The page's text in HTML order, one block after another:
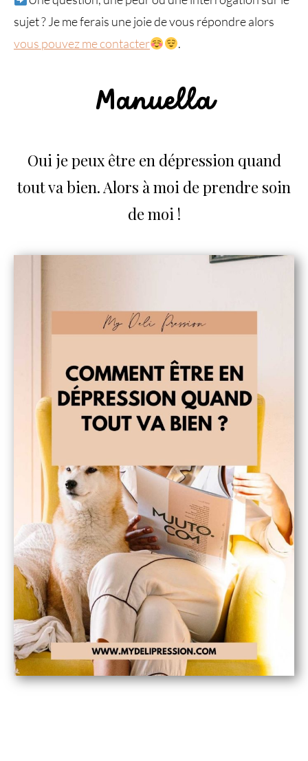
sujet ? Je me ferais une joie de vous répondre alors
vous pouvez me contacter
.
Manuella
Oui je peux être en dépression quand
tout va bien. Alors à moi de prendre soin
de moi !